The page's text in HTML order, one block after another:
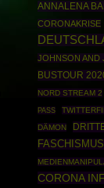
ANNALENA
CORONAKRISE
JOHNSON AND
BUSTOUR
NORD STREAM 2
PASS
DÄMON
FASCHISMUS
CORONA